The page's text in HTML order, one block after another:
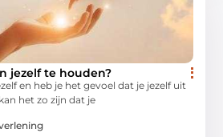
jezelf te houden?
en heb je het gevoel dat je jezelf uit
het zo zijn dat je